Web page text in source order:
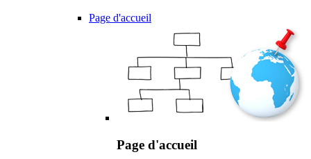
Page d'accueil
Page d'accueil